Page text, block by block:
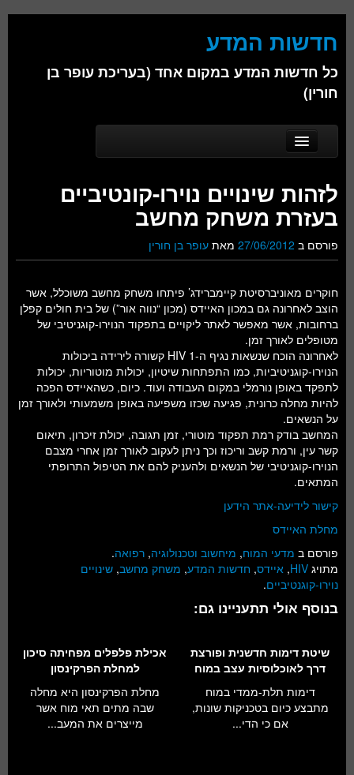
חדשות המדע
כל חדשות המדע במקום אחד (בעריכת עופר בן
חורין)
Main menu
Skip to primary content
Skip to secondary content
אודות
ביולוגיה
כימיה
פיזיקה
חברה
חלל ומדעי כדור הארץ
עתידנות
סקירות ספרים
טעימות מדע
לזהות שינויים נוירו-קונטיביים
בעזרת משחק מחשב
פורסם ב 27/06/2012 מאת עופר בן חורין
חוקרים מאוניברסיטת קיימברידג’ פיתחו משחק מחשב משוכלל, אשר
הוצב לאחרונה גם במכון האיידס (מכון “נווה אור”) של בית חולים קפלן
ברחובות, אשר מאפשר לאתר ליקויים בתפקוד הנוירו-קוגניטיבי של
מטופלים לאורך זמן.
לאחרונה הוכח שנשאות נגיף ה-HIV 1 קשורה לירידה ביכולות
הנוירו-קוגניטיביות, כמו התפתחות שיטיון, יכולות מוטוריות, יכולות
לתפקד באופן נורמלי במקום העבודה ועוד. כיום, כשהאיידס הפכה
להיות מחלה כרונית, פגיעה שכזו משפיעה באופן משמעותי ולאורך זמן
על הנשאים.
המחשב בודק רמת תפקוד מוטורי, זמן תגובה, יכולת זיכרון, תיאום
קשר עין, ורמת קשב וריכוז וכך ניתן לעקוב לאורך זמן אחרי מצבם
הנוירו-קוגניטיבי של הנשאים ולהעניק להם את הטיפול התרופתי
המתאים.
קישור לידיעה-אתר הידען
מחלת האיידס
פורסם ב מדעי המוח, מיחשוב וטכנולוגיה, רפואה.
מתויג HIV
, איידס, חדשות המדע, משחק מחשב, שינויים
נוירו-קוגנטיביים.
בנוסף אולי תתעניינו גם:
שיטת דימות חדשנית ופורצת
דרך לאוכלוסיות עצב במוח
דימות תלת-ממדי במוח
מתבצע כיום בטכניקות שונות,
אם כי הדי...
אכילת פלפלים מפחיתה סיכון
למחלת הפרקינסון
מחלת הפרקינסון היא מחלה
שבה מתים תאי מוח אשר
מייצרים את המעב...